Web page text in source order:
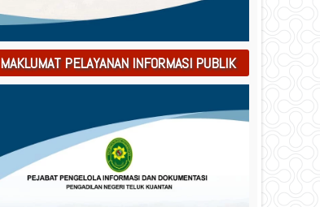
MAKLUMAT PELAYANAN INFORMASI PUBLIK